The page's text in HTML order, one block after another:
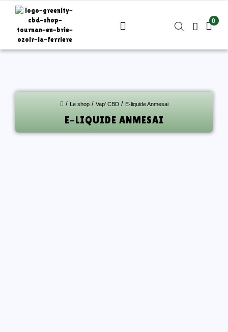
/ Le shop/ Vap' CBD/ E-liquide Anmesai
E-LIQUIDE ANMESAI